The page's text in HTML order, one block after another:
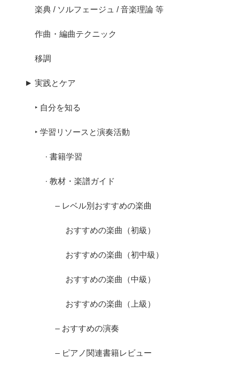
楽典 / ソルフェージュ / 音楽理論 等
作曲・編曲テクニック
移調
► 実践とケア
‣ 自分を知る
‣ 学習リソースと演奏活動
· 書籍学習
· 教材・楽譜ガイド
– レベル別おすすめの楽曲
おすすめの楽曲（初級）
おすすめの楽曲（初中級）
おすすめの楽曲（中級）
おすすめの楽曲（上級）
– おすすめの演奏
– ピアノ関連書籍レビュー